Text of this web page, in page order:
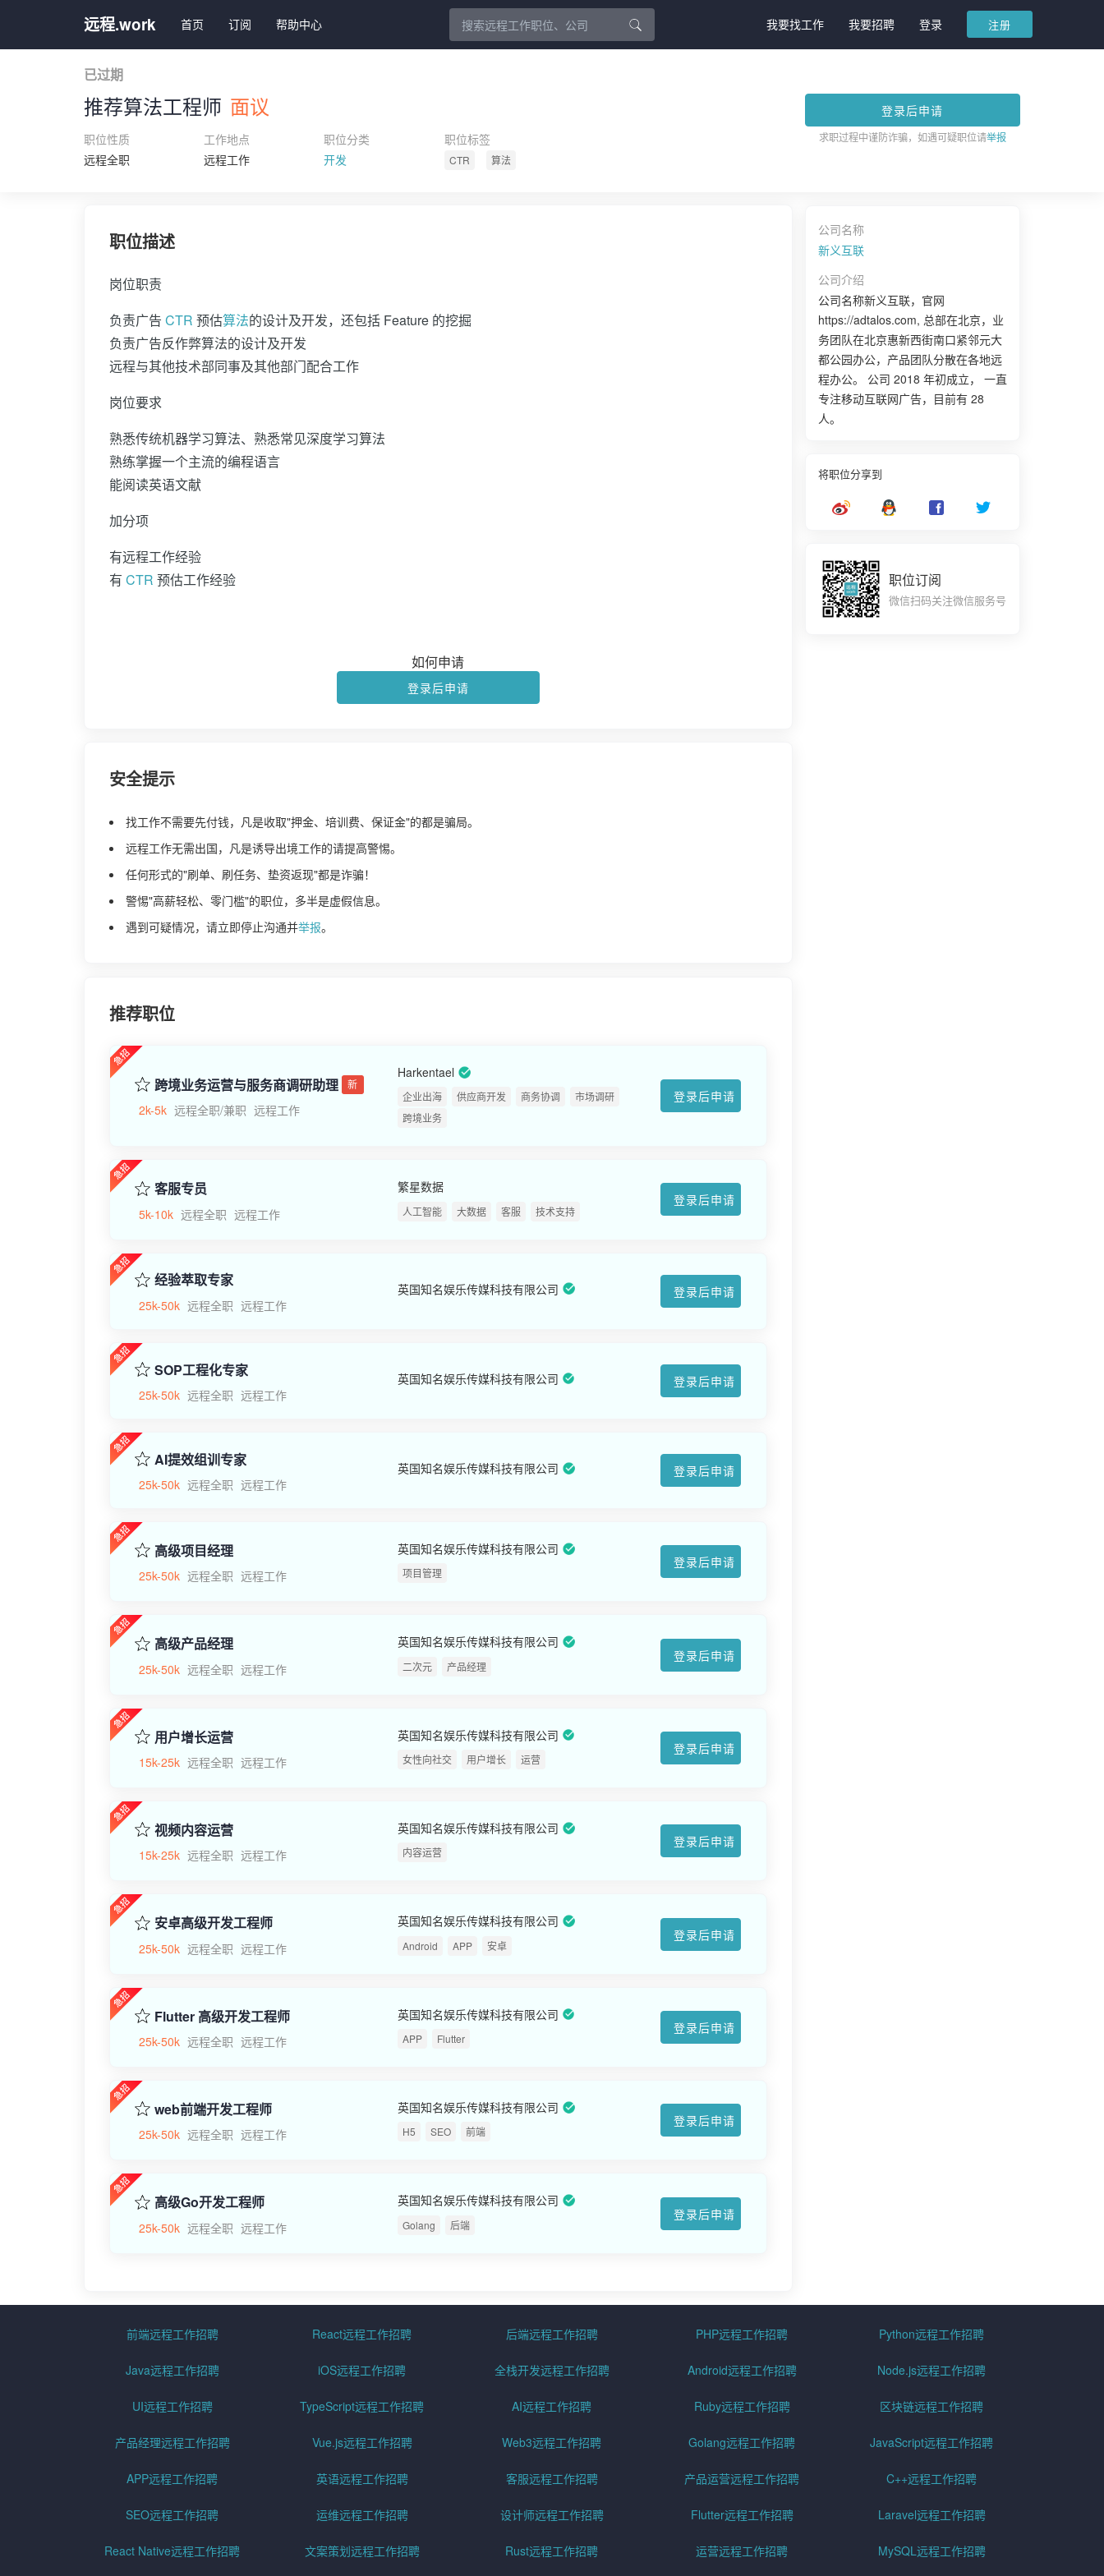
远程.work 首页 订阅 帮助中心 我要找工作 我要招聘 登录 注册
已过期
推荐算法工程师 面议
职位性质
远程全职
工作地点
远程工作
职位分类
开发
职位标签
CTR 算法
登录后申请
求职过程中谨防诈骗，如遇可疑职位请举报
职位描述
岗位职责
负责广告 CTR 预估算法的设计及开发，还包括 Feature 的挖掘
负责广告反作弊算法的设计及开发
远程与其他技术部同事及其他部门配合工作
岗位要求
熟悉传统机器学习算法、熟悉常见深度学习算法
熟练掌握一个主流的编程语言
能阅读英语文献
加分项
有远程工作经验
有 CTR 预估工作经验
如何申请
登录后申请
安全提示
找工作不需要先付钱，凡是收取"押金、培训费、保证金"的都是骗局。
远程工作无需出国，凡是诱导出境工作的请提高警惕。
任何形式的"刷单、刷任务、垫资返现"都是诈骗！
警惕"高薪轻松、零门槛"的职位，多半是虚假信息。
遇到可疑情况，请立即停止沟通并举报。
推荐职位
跨境业务运营与服务商调研助理 新
2k-5k 远程全职/兼职 远程工作
Harkentael
企业出海 供应商开发 商务协调
市场调研
跨境业务
登录后申请
客服专员
5k-10k 远程全职 远程工作
繁星数据
人工智能 大数据 客服 技术支持
登录后申请
经验萃取专家
25k-50k 远程全职 远程工作
英国知名娱乐传媒科技有限公司 登录后申请
SOP工程化专家
25k-50k 远程全职 远程工作
英国知名娱乐传媒科技有限公司 登录后申请
AI提效组训专家
25k-50k 远程全职 远程工作
英国知名娱乐传媒科技有限公司 登录后申请
高级项目经理
25k-50k 远程全职 远程工作
英国知名娱乐传媒科技有限公司
项目管理
登录后申请
高级产品经理
25k-50k 远程全职 远程工作
英国知名娱乐传媒科技有限公司
二次元 产品经理
登录后申请
用户增长运营
15k-25k 远程全职 远程工作
英国知名娱乐传媒科技有限公司
女性向社交 用户增长 运营
登录后申请
视频内容运营
15k-25k 远程全职 远程工作
英国知名娱乐传媒科技有限公司
内容运营
登录后申请
安卓高级开发工程师
25k-50k 远程全职 远程工作
英国知名娱乐传媒科技有限公司
Android APP 安卓
登录后申请
Flutter 高级开发工程师
25k-50k 远程全职 远程工作
英国知名娱乐传媒科技有限公司
APP Flutter
登录后申请
web前端开发工程师
25k-50k 远程全职 远程工作
英国知名娱乐传媒科技有限公司
H5 SEO 前端
登录后申请
高级Go开发工程师
25k-50k 远程全职 远程工作
英国知名娱乐传媒科技有限公司
Golang 后端
登录后申请
公司名称
新义互联
公司介绍
公司名称新义互联，官网
https://adtalos.com, 总部在北京，业
务团队在北京惠新西街南口紧邻元大
都公园办公，产品团队分散在各地远
程办公。 公司 2018 年初成立， 一直
专注移动互联网广告，目前有 28
人。
将职位分享到
职位订阅
微信扫码关注微信服务号
前端远程工作招聘 React远程工作招聘 后端远程工作招聘 PHP远程工作招聘 Python远程工作招聘
Java远程工作招聘 iOS远程工作招聘 全栈开发远程工作招聘 Android远程工作招聘 Node.js远程工作招聘
UI远程工作招聘 TypeScript远程工作招聘 AI远程工作招聘 Ruby远程工作招聘 区块链远程工作招聘
产品经理远程工作招聘 Vue.js远程工作招聘 Web3远程工作招聘 Golang远程工作招聘 JavaScript远程工作招聘
APP远程工作招聘 英语远程工作招聘 客服远程工作招聘 产品运营远程工作招聘 C++远程工作招聘
SEO远程工作招聘 运维远程工作招聘 设计师远程工作招聘 Flutter远程工作招聘 Laravel远程工作招聘
React Native远程工作招聘 文案策划远程工作招聘 Rust远程工作招聘 运营远程工作招聘 MySQL远程工作招聘